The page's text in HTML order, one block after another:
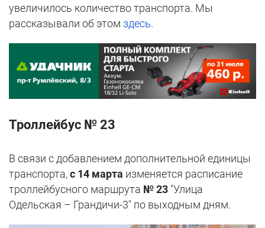
увеличилось количество транспорта. Мы
рассказывали об этом здесь.
Троллейбус № 23
В связи с добавлением дополнительной единицы
транспорта,с 14 марта изменяется расписание
троллейбусного маршрута № 23 "Улица
Одельская – Грандичи-3" по выходным дням.